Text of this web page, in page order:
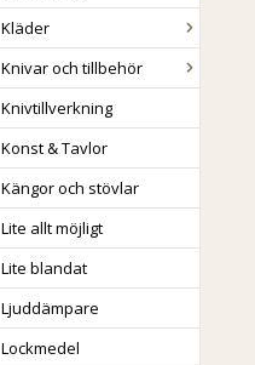
Kläder
Knivar och tillbehör
Knivtillverkning
Konst & Tavlor
Kängor och stövlar
Lite allt möjligt
Lite blandat
Ljuddämpare
Lockmedel